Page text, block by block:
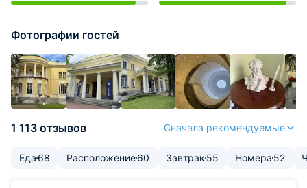
Фотографии гостей
1 113 отзывов Сначала рекомендуемые
Еда 68 Расположение60 Завтрак 55 Номера 52